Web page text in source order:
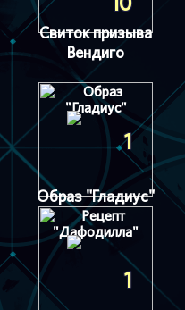
Свиток призыва
Вендиго
1
Образ "Гладиус"
1